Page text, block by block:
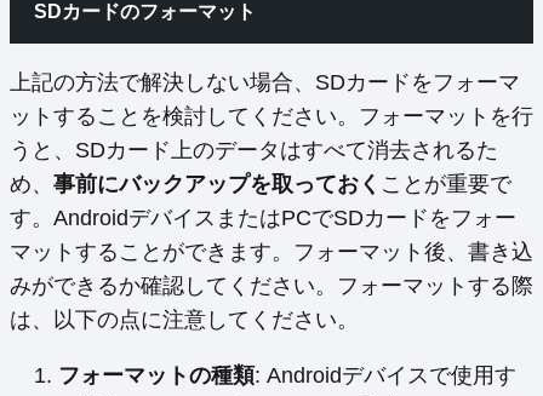
SDカードのフォーマット
上記の方法で解決しない場合、SDカードをフォーマ
ットすることを検討してください。フォーマットを行
うと、SDカード上のデータはすべて消去されるた
め、 事前にバックアップを取っておく ことが重要で
す。AndroidデバイスまたはPCでSDカードをフォー
マットすることができます。フォーマット後、書き込
みができるか確認してください。フォーマットする際
は、以下の点に注意してください。
フォーマットの種類: Androidデバイスで使用す